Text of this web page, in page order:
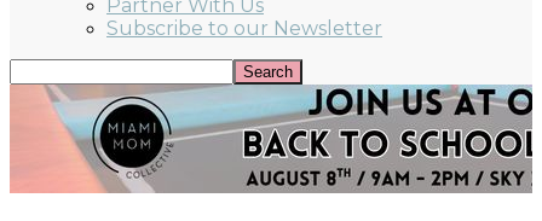
Partner With Us
Subscribe to our Newsletter